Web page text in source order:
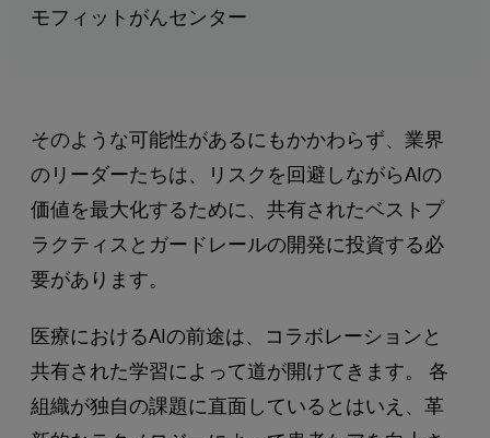
モフィットがんセンター
そのような可能性があるにもかかわらず、業界
のリーダーたちは、リスクを回避しながらAIの
価値を最大化するために、共有されたベストプ
ラクティスとガードレールの開発に投資する必
要があります。
医療におけるAIの前途は、コラボレーションと
共有された学習によって道が開けてきます。 各
組織が独自の課題に直面しているとはいえ、革